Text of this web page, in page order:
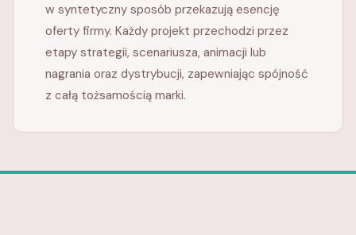
w syntetyczny sposób przekazują esencję
oferty firmy. Każdy projekt przechodzi przez
etapy strategii, scenariusza, animacji lub
nagrania oraz dystrybucji, zapewniając spójność
z całą tożsamością marki.